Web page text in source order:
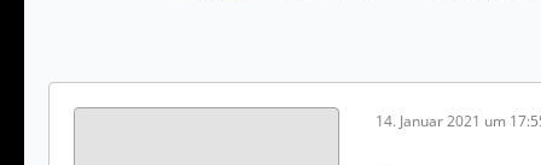
14. Januar 2021 um